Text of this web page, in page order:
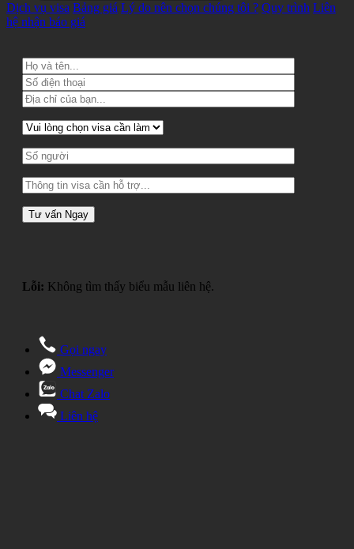
Dịch vụ visa Bảng giá Lý do nên chọn chúng tôi ? Quy trình Liên
hệ nhận báo giá
Lỗi: Không tìm thấy biểu mẫu liên hệ.
Gọi ngay
Messenger
Chat Zalo
Liên hệ